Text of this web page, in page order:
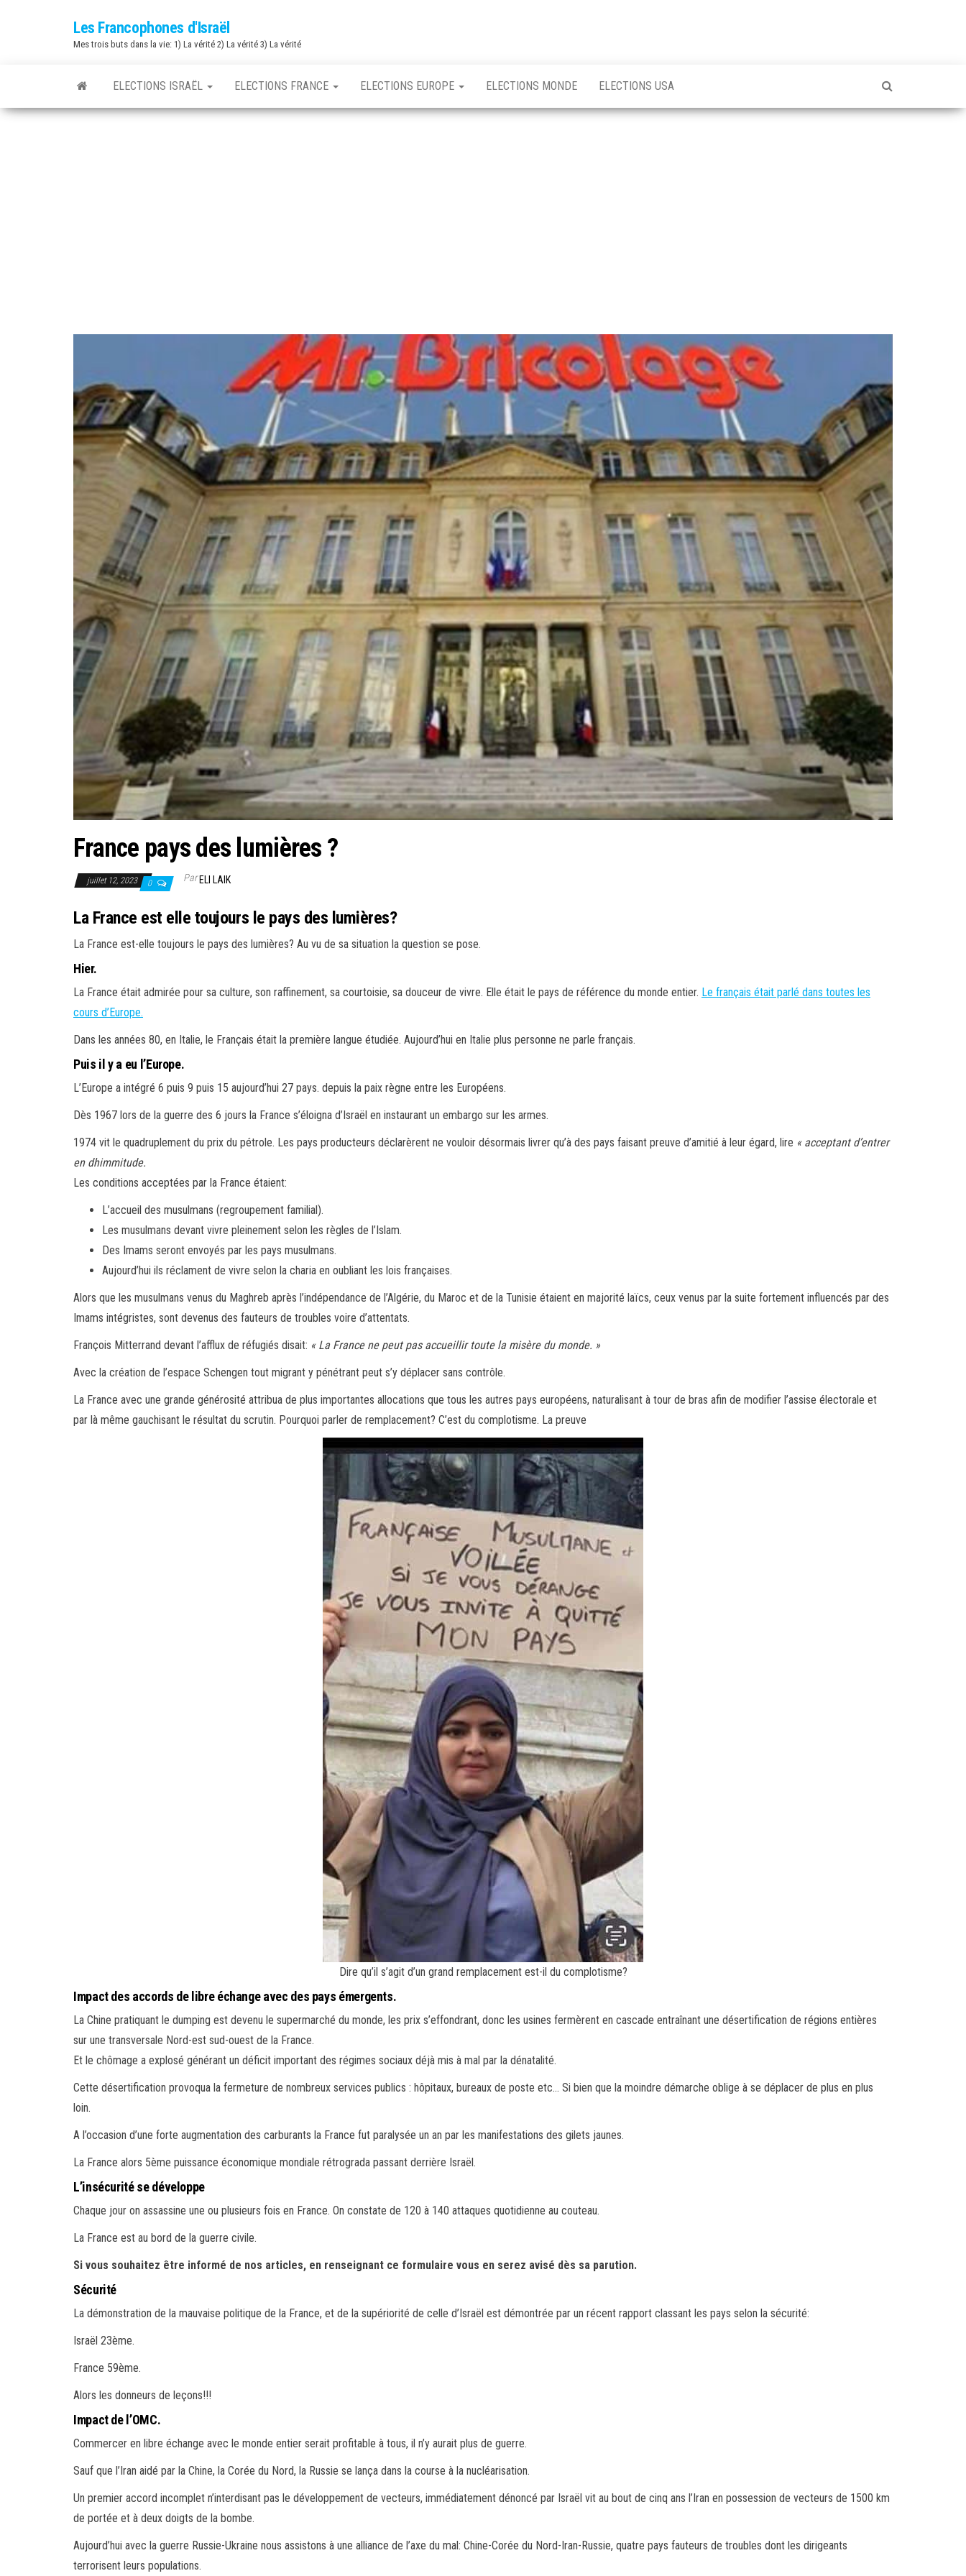
Les Francophones d'Israël
Mes trois buts dans la vie: 1) La vérité 2) La vérité 3) La vérité
ELECTIONS ISRAËL ELECTIONS FRANCE ELECTIONS EUROPE ELECTIONS MONDE ELECTIONS USA
France pays des lumières ?
juillet 12, 2023 0 ParELI LAIK
La France est elle toujours le pays des lumières?
La France est-elle toujours le pays des lumières? Au vu de sa situation la question se pose.
Hier.
La France était admirée pour sa culture, son raffinement, sa courtoisie, sa douceur de vivre. Elle était le pays de référence du monde entier. Le français était parlé dans toutes les
cours d’Europe.
Dans les années 80, en Italie, le Français était la première langue étudiée. Aujourd’hui en Italie plus personne ne parle français.
Puis il y a eu l’Europe.
L’Europe a intégré 6 puis 9 puis 15 aujourd’hui 27 pays. depuis la paix règne entre les Européens.
Dès 1967 lors de la guerre des 6 jours la France s’éloigna d’Israël en instaurant un embargo sur les armes.
1974 vit le quadruplement du prix du pétrole. Les pays producteurs déclarèrent ne vouloir désormais livrer qu’à des pays faisant preuve d’amitié à leur égard, lire « acceptant d’entrer
en dhimmitude.
Les conditions acceptées par la France étaient:
L’accueil des musulmans (regroupement familial).
Les musulmans devant vivre pleinement selon les règles de l’Islam.
Des Imams seront envoyés par les pays musulmans.
Aujourd’hui ils réclament de vivre selon la charia en oubliant les lois françaises.
Alors que les musulmans venus du Maghreb après l’indépendance de l’Algérie, du Maroc et de la Tunisie étaient en majorité laïcs, ceux venus par la suite fortement influencés par des
Imams intégristes, sont devenus des fauteurs de troubles voire d’attentats.
François Mitterrand devant l’afflux de réfugiés disait: « La France ne peut pas accueillir toute la misère du monde. »
Avec la création de l’espace Schengen tout migrant y pénétrant peut s’y déplacer sans contrôle.
La France avec une grande générosité attribua de plus importantes allocations que tous les autres pays européens, naturalisant à tour de bras afin de modifier l’assise électorale et
par là même gauchisant le résultat du scrutin. Pourquoi parler de remplacement? C’est du complotisme. La preuve
Dire qu’il s’agit d’un grand remplacement est-il du complotisme?
Impact des accords de libre échange avec des pays émergents.
La Chine pratiquant le dumping est devenu le supermarché du monde, les prix s’effondrant, donc les usines fermèrent en cascade entraînant une désertification de régions entières
sur une transversale Nord-est sud-ouest de la France.
Et le chômage a explosé générant un déficit important des régimes sociaux déjà mis à mal par la dénatalité.
Cette désertification provoqua la fermeture de nombreux services publics : hôpitaux, bureaux de poste etc… Si bien que la moindre démarche oblige à se déplacer de plus en plus
loin.
A l’occasion d’une forte augmentation des carburants la France fut paralysée un an par les manifestations des gilets jaunes.
La France alors 5ème puissance économique mondiale rétrograda passant derrière Israël.
L’insécurité se développe
Chaque jour on assassine une ou plusieurs fois en France. On constate de 120 à 140 attaques quotidienne au couteau.
La France est au bord de la guerre civile.
Si vous souhaitez être informé de nos articles, en renseignant ce formulaire vous en serez avisé dès sa parution.
Sécurité
La démonstration de la mauvaise politique de la France, et de la supériorité de celle d’Israël est démontrée par un récent rapport classant les pays selon la sécurité:
Israël 23ème.
France 59ème.
Alors les donneurs de leçons!!!
Impact de l’OMC.
Commercer en libre échange avec le monde entier serait profitable à tous, il n’y aurait plus de guerre.
Sauf que l’Iran aidé par la Chine, la Corée du Nord, la Russie se lança dans la course à la nucléarisation.
Un premier accord incomplet n’interdisant pas le développement de vecteurs, immédiatement dénoncé par Israël vit au bout de cinq ans l’Iran en possession de vecteurs de 1500 km
de portée et à deux doigts de la bombe.
Aujourd’hui avec la guerre Russie-Ukraine nous assistons à une alliance de l’axe du mal: Chine-Corée du Nord-Iran-Russie, quatre pays fauteurs de troubles dont les dirigeants
terrorisent leurs populations.